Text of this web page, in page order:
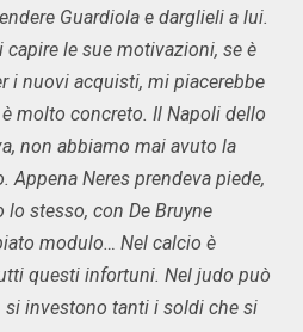
Guardiola e darglieli a lui.
capire le sue motivazioni, se è
i nuovi acquisti, mi piacerebbe
molto concreto. Il Napoli dello
non abbiamo mai avuto la
Appena Neres prendeva piede,
lo stesso, con De Bruyne
modulo… Nel calcio è
questi infortuni. Nel judo può
si investono tanti i soldi che si